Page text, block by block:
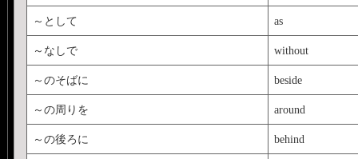
～として as
～なしで without
～のそばに beside
～の周りを around
～の後ろに behind